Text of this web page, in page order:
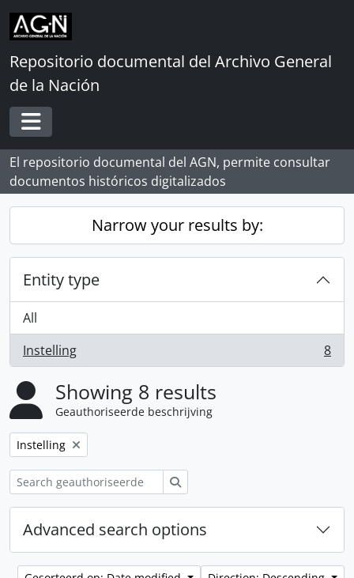
Skip to main content
Repositorio documental del Archivo General
de la Nación
Toggle navigation
El repositorio documental del AGN, permite consultar
documentos históricos digitalizados
Narrow your results by:
Entity type
All
Instelling
, 8 results 8
Showing 8 results
Geauthoriseerde beschrijving
Remove filter:
Instelling
Advanced search options